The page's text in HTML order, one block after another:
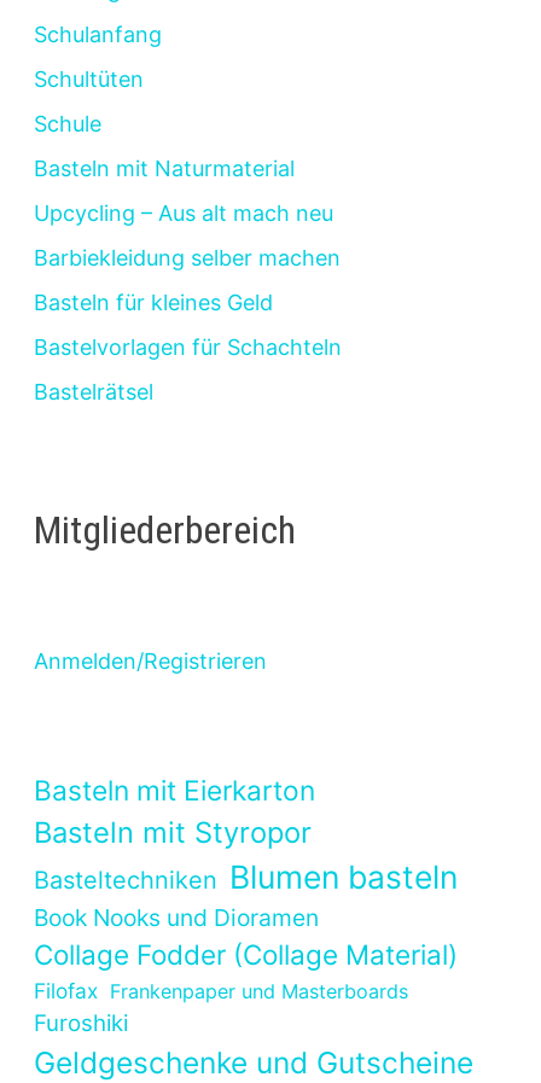
Schulanfang
Schultüten
Schule
Basteln mit Naturmaterial
Upcycling – Aus alt mach neu
Barbiekleidung selber machen
Basteln für kleines Geld
Bastelvorlagen für Schachteln
Bastelrätsel
Mitgliederbereich
Anmelden/Registrieren
Basteln mit Eierkarton
Basteln mit Styropor
Basteltechniken Blumen basteln
Book Nooks und Dioramen
Collage Fodder (Collage Material)
Filofax Frankenpaper und Masterboards
Furoshiki
Geldgeschenke und Gutscheine